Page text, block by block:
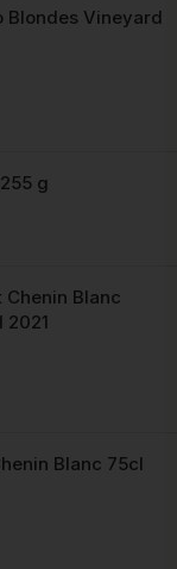
Blondes Vineyard
g
Blanc
2021
Blanc 75cl